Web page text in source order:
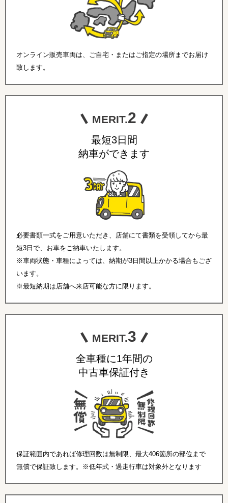
オンライン販売車両は、ご自宅・またはご指定の場所までお届け
致します。
MERIT.2
最短3日間
納車ができます
必要書類一式をご用意いただき、店舗にて書類を受領してから最
短3日で、お車をご納車いたします。
※車両状態・車種によっては、納期が3日間以上かかる場合もござ
います。
※最短納期は店舗へ来店可能な方に限ります。
MERIT.3
全車種に1年間の
中古車保証付き
保証範囲内であれば修理回数は無制限、最大406箇所の部位まで
無償で保証致します。※低年式・過走行車は対象外となります